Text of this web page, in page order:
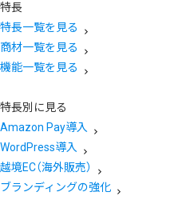
特長
特長一覧を見る
商材一覧を見る
機能一覧を見る
特長別に見る
Amazon Pay導入
WordPress導入
越境EC（海外販売）
ブランディングの強化